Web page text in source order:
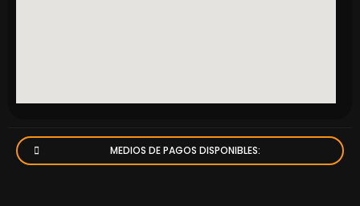
MEDIOS DE PAGOS DISPONIBLES: